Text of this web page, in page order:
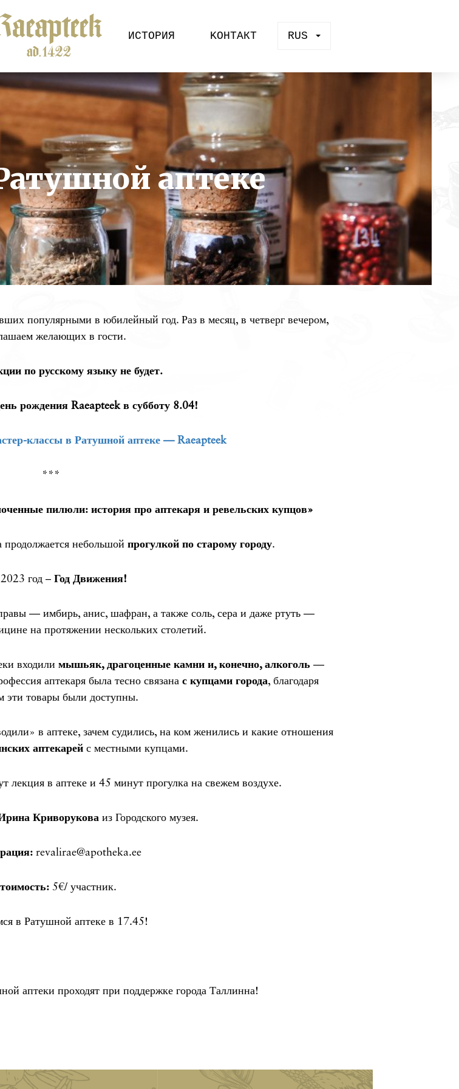
ИСТОРИЯ KOНТАКТ RUS
аптеке
популярными в юбилейный год. Раз в месяц, в четверг вечером,
желающих в гости.
по русскому языку не будет.
рождения Raeapteek в субботу 8.04!
классы в Ратушной аптеке — Raeapteek
***
пилюли: история про аптекаря и ревельских купцов»
продолжается небольшой прогулкой по старому городу.
год – Год Движения!
— имбирь, анис, шафран, а также соль, сера и даже ртуть —
на протяжении нескольких столетий.
входили мышьяк, драгоценные камни и, конечно, алкоголь —
аптекаря была тесно связана с купцами города, благодаря
эти товары были доступны.
в аптеке, зачем судились, на ком женились и какие отношения
аптекарейс местными купцами.
лекция в аптеке и 45 минут прогулка на свежем воздухе.
Криворукова из Городского музея.
revalirae@apotheka.ee
5€/ участник.
в Ратушной аптеке в 17.45!
аптеки проходят при поддержке города Таллинна!